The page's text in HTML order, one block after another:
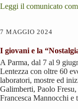
Leggi il comunicato
7 MAGGIO 2024
I giovani e la
A Parma, dal 7 al 9
Lentezza con oltre 60
laboratori, mostre ed
Galimberti, Paolo
Francesca Mannocchi e